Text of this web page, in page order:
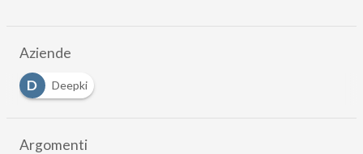
Aziende
D
Deepki
Argomenti